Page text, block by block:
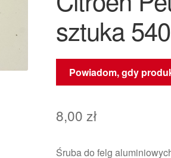
sztuka
Powiadom, gdy
8,00 zł
Śruba do felg